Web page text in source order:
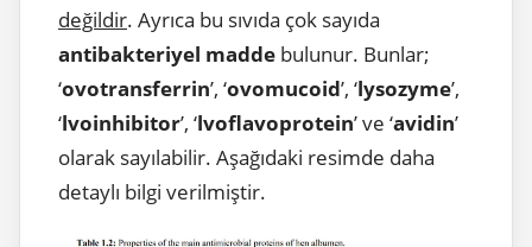
değildir. Ayrıca bu sıvıda çok sayıda
antibakteriyel madde bulunur. Bunlar;
‘ovotransferrin’, ‘ovomucoid’, ‘lysozyme’,
‘lvoinhibitor’, ‘lvoflavoprotein’ ve ‘avidin’
olarak sayılabilir. Aşağıdaki resimde daha
detaylı bilgi verilmiştir.